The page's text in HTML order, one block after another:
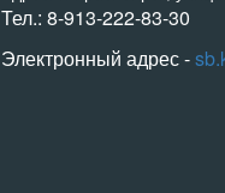
Тел.: 8-913-222-83-30
Электронный адрес -